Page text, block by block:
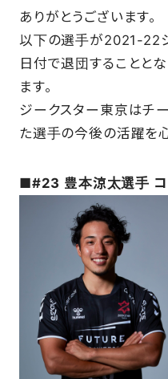
FAN CLUB
マイページはこちら
SCHOOL
PARTNERS
SHOP
ありがとうございます。
以下の選手が2021-22
日付で退団することと
ます。
ジークスター東京はチ
た選手の今後の活躍を
■#23 豊本涼太選手 コ